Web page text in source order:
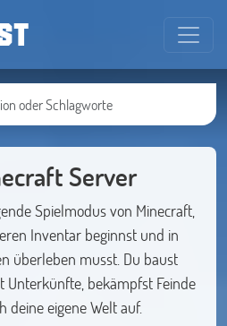
Server
Spielmodus von Minecraft,
Inventar beginnst und in
überleben musst. Du baust
Unterkünfte, bekämpfst Feinde
deine eigene Welt auf.